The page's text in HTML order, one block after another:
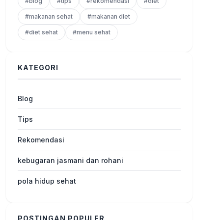
#makanan sehat #makanan diet
#diet sehat #menu sehat
KATEGORI
Blog
Tips
Rekomendasi
kebugaran jasmani dan rohani
pola hidup sehat
POSTINGAN POPULER